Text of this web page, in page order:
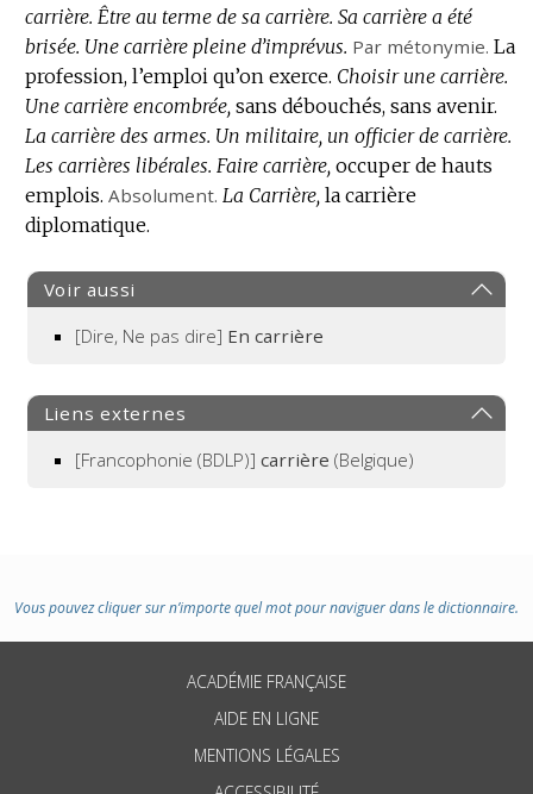
carrière. Être au terme de sa carrière. Sa carrière a été
brisée. Une carrière pleine d’imprévus. Par métonymie. La
profession, l’emploi qu’on exerce. Choisir une carrière.
Une carrière encombrée, sans débouchés, sans avenir.
La carrière des armes. Un militaire, un officier de carrière.
Les carrières libérales. Faire carrière, occuper de hauts
emplois. Absolument. La Carrière, la carrière
diplomatique.
Voir aussi
[Dire, Ne pas dire] En carrière
Liens externes
[Francophonie (BDLP)] carrière (Belgique)
Vous pouvez cliquer sur n’importe quel mot pour naviguer dans le dictionnaire.
ACADÉMIE FRANÇAISE
AIDE EN LIGNE
MENTIONS LÉGALES